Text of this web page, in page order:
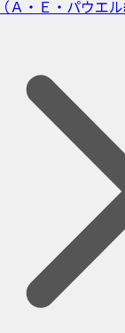
Ａ・Ｅ・パウエ